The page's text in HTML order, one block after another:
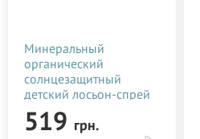
Минеральный
органический
солнцезащитный
детский лосьон-спрей
(SPF-30, UVА/UVB, 70
мл)
519 грн.